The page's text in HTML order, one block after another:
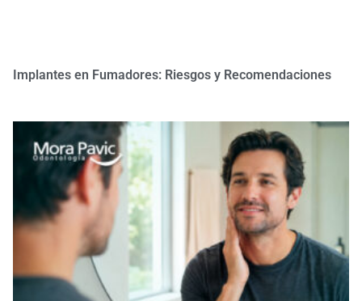
Implantes en Fumadores: Riesgos y Recomendaciones